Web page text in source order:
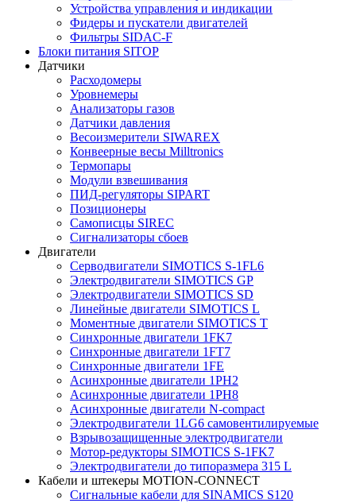
Устройства управления и индикации
Фидеры и пускатели двигателей
Фильтры SIDAC-F
Блоки питания SITOP
Датчики
Расходомеры
Уровнемеры
Анализаторы газов
Датчики давления
Весоизмерители SIWAREX
Конвеерные весы Milltronics
Термопары
Модули взвешивания
ПИД-регуляторы SIPART
Позиционеры
Самописцы SIREC
Сигнализаторы сбоев
Двигатели
Серводвигатели SIMOTICS S-1FL6
Электродвигатели SIMOTICS GP
Электродвигатели SIMOTICS SD
Линейные двигатели SIMOTICS L
Моментные двигатели SIMOTICS T
Синхронные двигатели 1FK7
Синхронные двигатели 1FT7
Синхронные двигатели 1FE
Асинхронные двигатели 1PH2
Асинхронные двигатели 1PH8
Асинхронные двигатели N-compact
Электродвигатели 1LG6 cамовентилируемые
Взрывозащищенные электродвигатели
Мотор-редукторы SIMOTICS S-1FK7
Электродвигатели до типоразмера 315 L
Кабели и штекеры MOTION-CONNECT
Сигнальные кабели для SINAMICS S120